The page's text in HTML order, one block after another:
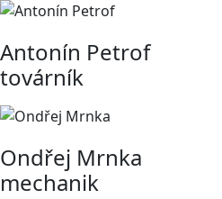
Antonín Petrof
továrník
Ondřej Mrnka
mechanik